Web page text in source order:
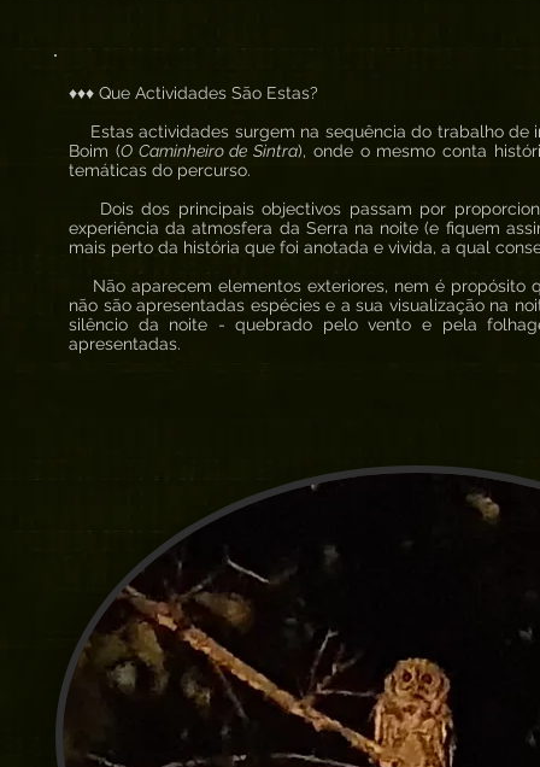
♦♦♦ Que Actividades São Estas?
Estas actividades surgem na sequência do trabalho de
Boim (O Caminheiro de Sintra), onde o mesmo conta
temáticas do percurso.
Dois dos principais objectivos passam por
experiência da atmosfera da Serra na noite (e fiquem
mais perto da história que foi anotada e vivida, a qual
Não aparecem elementos exteriores, nem é propósito
não são apresentadas espécies e a sua visualização na
silêncio da noite - quebrado pelo vento e pela
apresentadas.